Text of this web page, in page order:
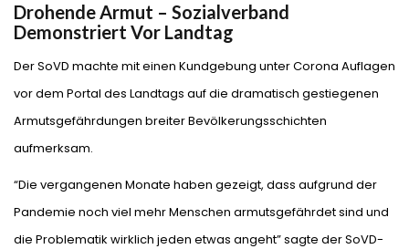
Drohende Armut – Sozialverband
Demonstriert Vor Landtag
Der SoVD machte mit einen Kundgebung unter Corona Auflagen
vor dem Portal des Landtags auf die dramatisch gestiegenen
Armutsgefährdungen breiter Bevölkerungsschichten
aufmerksam.
“Die vergangenen Monate haben gezeigt, dass aufgrund der
Pandemie noch viel mehr Menschen armutsgefährdet sind und
die Problematik wirklich jeden etwas angeht” sagte der SoVD-